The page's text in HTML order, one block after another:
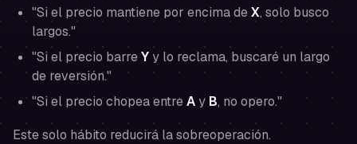
"Si el precio mantiene por encima deX, solo busco
largos."
"Si el precio barreY y lo reclama, buscaré un largo
de reversión."
"Si el precio chopea entreA y B, no opero."
Este solo hábito reducirá la sobreoperación.